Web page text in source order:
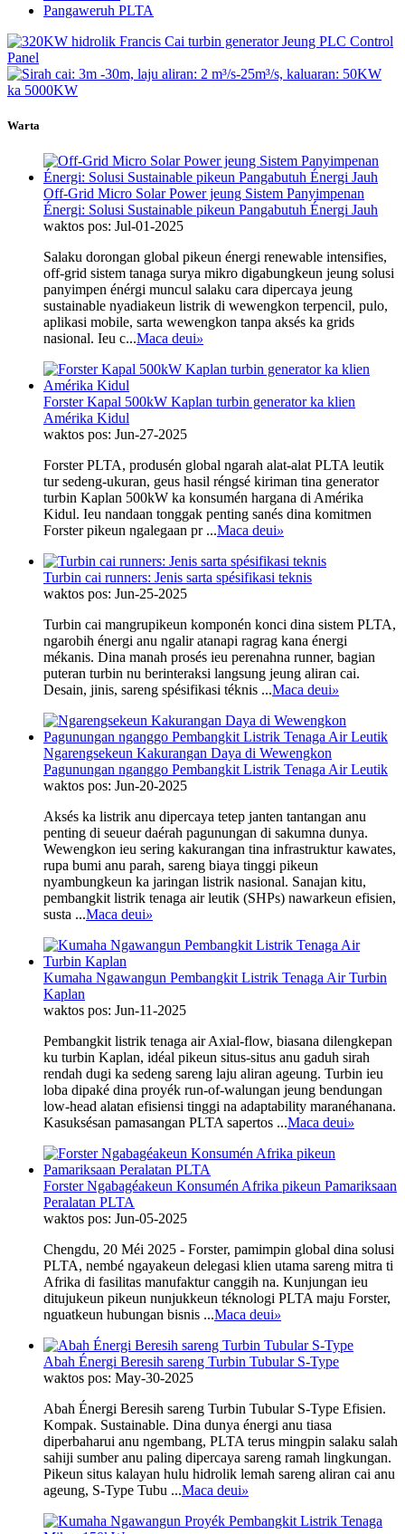
Pangaweruh PLTA
Warta
Off-Grid Micro Solar Power jeung Sistem Panyimpenan
Énergi: Solusi Sustainable pikeun Pangabutuh Énergi Jauh
waktos pos: Jul-01-2025
Salaku dorongan global pikeun énergi renewable intensifies,
off-grid sistem tanaga surya mikro digabungkeun jeung solusi
panyimpen énérgi muncul salaku cara dipercaya jeung
sustainable nyadiakeun listrik di wewengkon terpencil, pulo,
aplikasi mobile, sarta wewengkon tanpa aksés ka grids
nasional. Ieu c...Maca deui»
Forster Kapal 500kW Kaplan turbin generator ka klien
Amérika Kidul
waktos pos: Jun-27-2025
Forster PLTA, produsén global ngarah alat-alat PLTA leutik
tur sedeng-ukuran, geus hasil réngsé kiriman tina generator
turbin Kaplan 500kW ka konsumén hargana di Amérika
Kidul. Ieu nandaan tonggak penting sanés dina komitmen
Forster pikeun ngalegaan pr ...Maca deui»
Turbin cai runners: Jenis sarta spésifikasi teknis
waktos pos: Jun-25-2025
Turbin cai mangrupikeun komponén konci dina sistem PLTA,
ngarobih énergi anu ngalir atanapi ragrag kana énergi
mékanis. Dina manah prosés ieu perenahna runner, bagian
puteran turbin nu berinteraksi langsung jeung aliran cai.
Desain, jinis, sareng spésifikasi téknis ...Maca deui»
Ngarengsekeun Kakurangan Daya di Wewengkon
Pagunungan nganggo Pembangkit Listrik Tenaga Air Leutik
waktos pos: Jun-20-2025
Aksés ka listrik anu dipercaya tetep janten tantangan anu
penting di seueur daérah pagunungan di sakumna dunya.
Wewengkon ieu sering kakurangan tina infrastruktur kawates,
rupa bumi anu parah, sareng biaya tinggi pikeun
nyambungkeun ka jaringan listrik nasional. Sanajan kitu,
pembangkit listrik tenaga air leutik (SHPs) nawarkeun efisien,
susta ...Maca deui»
Kumaha Ngawangun Pembangkit Listrik Tenaga Air Turbin
Kaplan
waktos pos: Jun-11-2025
Pembangkit listrik tenaga air Axial-flow, biasana dilengkepan
ku turbin Kaplan, idéal pikeun situs-situs anu gaduh sirah
rendah dugi ka sedeng sareng laju aliran ageung. Turbin ieu
loba dipaké dina proyék run-of-walungan jeung bendungan
low-head alatan efisiensi tinggi na adaptability maranéhanana.
Kasuksésan pamasangan PLTA sapertos ...Maca deui»
Forster Ngabagéakeun Konsumén Afrika pikeun Pamariksaan
Peralatan PLTA
waktos pos: Jun-05-2025
Chengdu, 20 Méi 2025 - Forster, pamimpin global dina solusi
PLTA, nembé ngayakeun delegasi klien utama sareng mitra ti
Afrika di fasilitas manufaktur canggih na. Kunjungan ieu
ditujukeun pikeun nunjukkeun téknologi PLTA maju Forster,
nguatkeun hubungan bisnis ...Maca deui»
Abah Énergi Beresih sareng Turbin Tubular S-Type
waktos pos: May-30-2025
Abah Énergi Beresih sareng Turbin Tubular S-Type Efisien.
Kompak. Sustainable. Dina dunya énergi anu tiasa
diperbaharui anu ngembang, PLTA terus mingpin salaku salah
sahiji sumber anu paling dipercaya sareng ramah lingkungan.
Pikeun situs kalayan hulu hidrolik lemah sareng aliran cai anu
ageung, S-Type Tubu ...Maca deui»